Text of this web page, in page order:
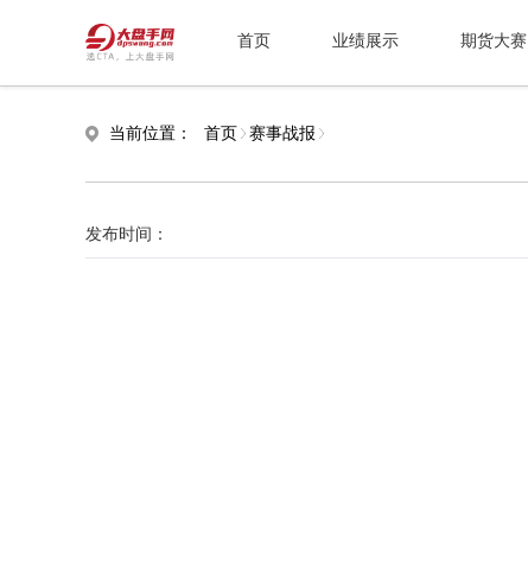
首页 业绩展示 期货大赛
当前位置： 首页 赛事战报
发布时间：